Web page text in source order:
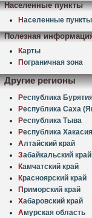
Населенные пункты
Населенные пункты
Полезная
Карты
Пограничная зона
Другие регионы
Республика
Республика Саха
Республика Тыва
Республика Хакасия
Алтайский край
Забайкальский край
Камчатский край
Красноярский край
Приморский край
Хабаровский край
Амурская область